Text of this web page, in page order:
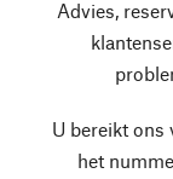
Advies,
U bereikt ons
het